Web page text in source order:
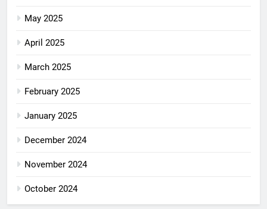
May 2025
April 2025
March 2025
February 2025
January 2025
December 2024
November 2024
October 2024